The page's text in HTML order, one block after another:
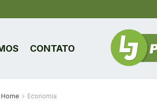
CONTATO
Home Economia